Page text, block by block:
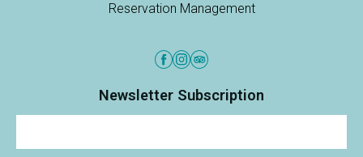
Reservation Management
Newsletter Subscription